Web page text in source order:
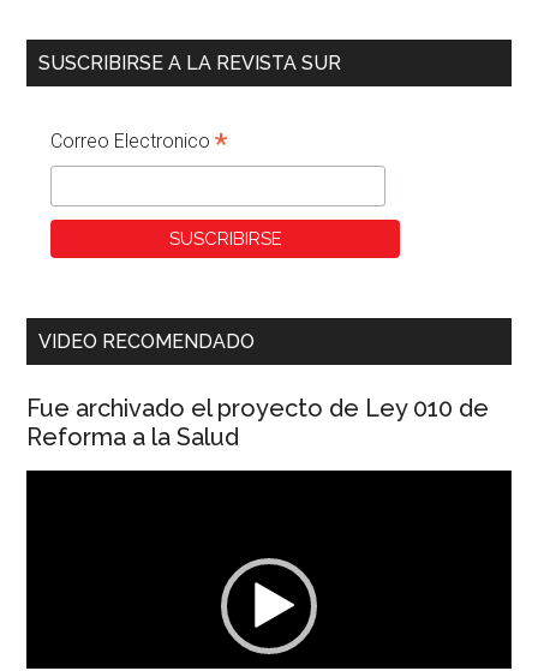
SUSCRIBIRSE A LA REVISTA SUR
Correo Electronico*
VIDEO RECOMENDADO
Fue archivado el proyecto de Ley 010 de
Reforma a la Salud